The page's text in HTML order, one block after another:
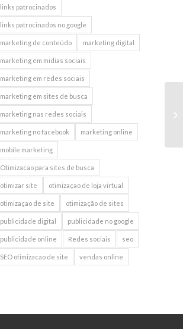
links patrocinados
links patrocinados no google
marketing de conteúdo marketing digital
marketing em midias sociais
marketing em redes sociais
marketing em sites de busca
marketing nas redes sociais
marketing no facebook marketing online
mobile marketing
Otimizacao para sites de busca
otimizar site otimizaçao de loja virtual
otimizaçao de site otimização de sites
publicidade digital publicidade no google
publicidade online Redes sociais seo
SEO otimizacao de site vendas online